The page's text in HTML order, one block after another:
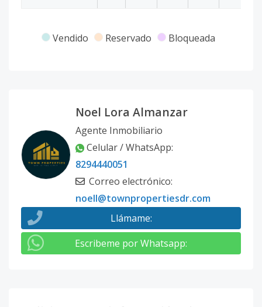
Vendido Reservado Bloqueada
Noel Lora Almanzar
Agente Inmobiliario
Celular / WhatsApp:
8294440051
Correo electrónico:
noell@townpropertiesdr.com
Llámame:
Escribeme por Whatsapp: